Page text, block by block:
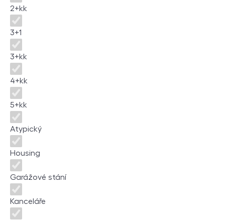
2+kk
3+1
3+kk
4+kk
5+kk
Atypický
Housing
Garážové stání
Kanceláře